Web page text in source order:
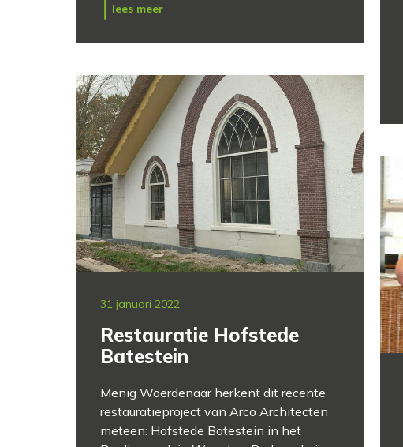
lees meer
31 januari 2022
Restauratie Hofstede
Batestein
Menig Woerdenaar herkent dit recente
restauratieproject van Arco Architecten
meteen: Hofstede Batestein in het